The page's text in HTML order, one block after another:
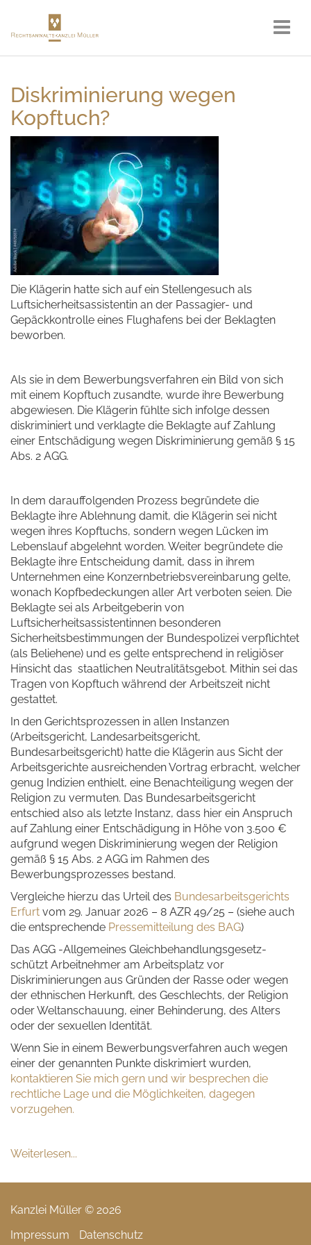
Diskriminierung wegen
Kopftuch?
Die Klägerin hatte sich auf ein Stellengesuch als
Luftsicherheitsassistentin an der Passagier- und
Gepäckkontrolle eines Flughafens bei der Beklagten
beworben.
Als sie in dem Bewerbungsverfahren ein Bild von sich
mit einem Kopftuch zusandte, wurde ihre Bewerbung
abgewiesen. Die Klägerin fühlte sich infolge dessen
diskriminiert und verklagte die Beklagte auf Zahlung
einer Entschädigung wegen Diskriminierung gemäß § 15
Abs. 2 AGG.
In dem darauffolgenden Prozess begründete die
Beklagte ihre Ablehnung damit, die Klägerin sei nicht
wegen ihres Kopftuchs, sondern wegen Lücken im
Lebenslauf abgelehnt worden. Weiter begründete die
Beklagte ihre Entscheidung damit, dass in ihrem
Unternehmen eine Konzernbetriebsvereinbarung gelte,
wonach Kopfbedeckungen aller Art verboten seien. Die
Beklagte sei als Arbeitgeberin von
Luftsicherheitsassistentinnen besonderen
Sicherheitsbestimmungen der Bundespolizei verpflichtet
(als Beliehene) und es gelte entsprechend in religiöser
Hinsicht das staatlichen Neutralitätsgebot. Mithin sei das
Tragen von Kopftuch während der Arbeitszeit nicht
gestattet.
In den Gerichtsprozessen in allen Instanzen
(Arbeitsgericht, Landesarbeitsgericht,
Bundesarbeitsgericht) hatte die Klägerin aus Sicht der
Arbeitsgerichte ausreichenden Vortrag erbracht, welcher
genug Indizien enthielt, eine Benachteiligung wegen der
Religion zu vermuten. Das Bundesarbeitsgericht
entschied also als letzte Instanz, dass hier ein Anspruch
auf Zahlung einer Entschädigung in Höhe von 3.500 €
aufgrund wegen Diskriminierung wegen der Religion
gemäß § 15 Abs. 2 AGG im Rahmen des
Bewerbungsprozesses bestand.
Vergleiche hierzu das Urteil des Bundesarbeitsgerichts
Erfurt vom 29. Januar 2026 – 8 AZR 49/25 – (siehe auch
die entsprechende Pressemitteilung des BAG)
Das AGG -Allgemeines Gleichbehandlungsgesetz-
schützt Arbeitnehmer am Arbeitsplatz vor
Diskriminierungen aus Gründen der Rasse oder wegen
der ethnischen Herkunft, des Geschlechts, der Religion
oder Weltanschauung, einer Behinderung, des Alters
oder der sexuellen Identität.
Wenn Sie in einem Bewerbungsverfahren auch wegen
einer der genannten Punkte diskrimiert wurden,
kontaktieren Sie mich gern und wir besprechen die
rechtliche Lage und die Möglichkeiten, dagegen
vorzugehen.
Weiterlesen...
Kanzlei Müller © 2026
Impressum
Datenschutz